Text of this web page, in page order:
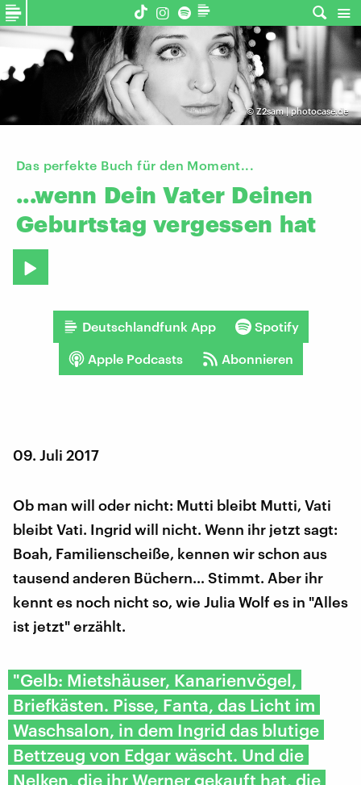
©Z2sam | photocase.de
Das perfekte Buch für den Moment...
...wenn Dein Vater Deinen
Geburtstag vergessen hat
Deutschlandfunk App Spotify
Apple Podcasts Abonnieren
09. Juli 2017
Ob man will oder nicht: Mutti bleibt Mutti, Vati
bleibt Vati. Ingrid will nicht. Wenn ihr jetzt sagt:
Boah, Familienscheiße, kennen wir schon aus
tausend anderen Büchern… Stimmt. Aber ihr
kennt es noch nicht so, wie Julia Wolf es in "Alles
ist jetzt" erzählt.
"Gelb: Mietshäuser, Kanarienvögel,
Briefkästen. Pisse, Fanta, das Licht im
Waschsalon, in dem Ingrid das blutige
Bettzeug von Edgar wäscht. Und die
Nelken, die ihr Werner gekauft hat, die